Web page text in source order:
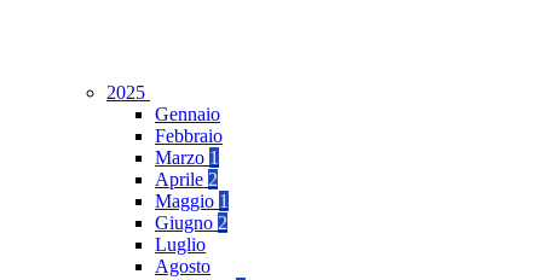
2025
Gennaio
Febbraio
Marzo 1
Aprile 2
Maggio 1
Giugno 2
Luglio
Agosto